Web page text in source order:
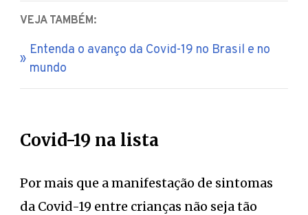
VEJA TAMBÉM:
Entenda o avanço da Covid-19 no Brasil e no
mundo
Covid-19 na lista
Por mais que a manifestação de sintomas
da Covid-19 entre crianças não seja tão